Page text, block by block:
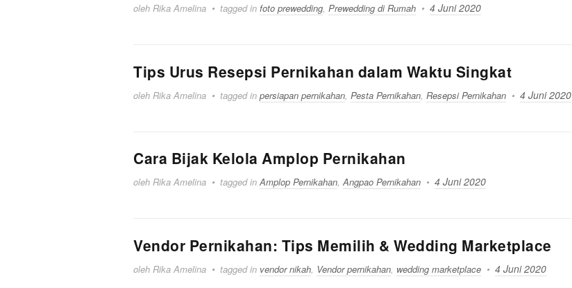
oleh Rika Amelina tagged in foto prewedding, Prewedding di Rumah 4 Juni 2020
Tips Urus Resepsi Pernikahan dalam Waktu Singkat
oleh Rika Amelina tagged in persiapan pernikahan, Pesta Pernikahan, Resepsi Pernikahan 4 Juni 2020
Cara Bijak Kelola Amplop Pernikahan
oleh Rika Amelina tagged inAmplop Pernikahan,Angpao Pernikahan 4 Juni 2020
Vendor Pernikahan: Tips Memilih & Wedding Marketplace
oleh Rika Amelina tagged in vendor nikah, Vendor pernikahan, wedding marketplace 4 Juni 2020